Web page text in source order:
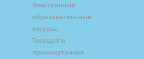
Электронные
образовательные
ресурсы
Текущая и
промежуточная